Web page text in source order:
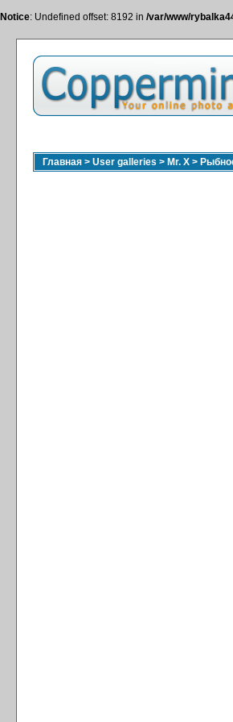
Notice: Undefined offset: 8192 in /var/www/
Главная > User galleries > Mr. X >